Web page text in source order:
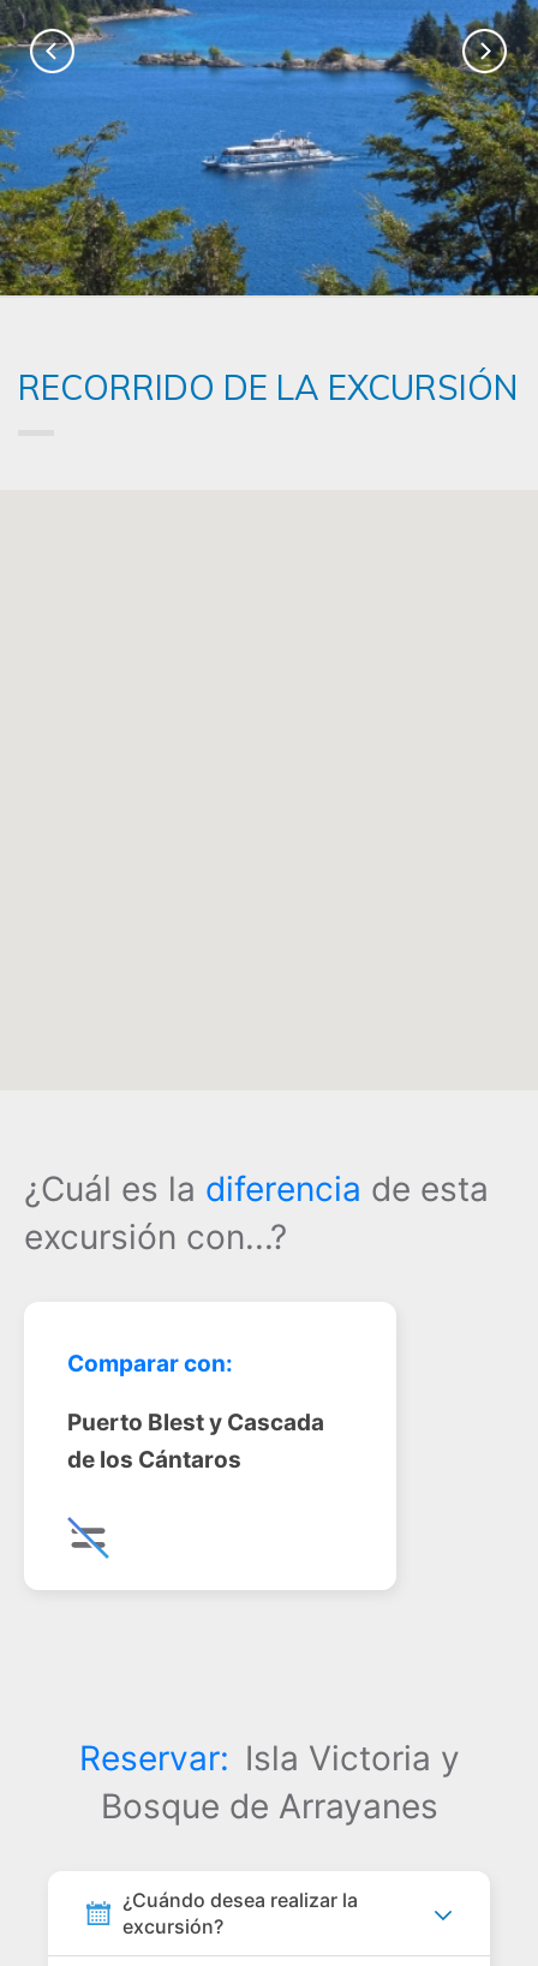
RECORRIDO DE LA EXCURSIÓN
¿Cuál es la diferencia de esta
excursión con...?
Comparar con:
Puerto Blest y Cascada
de los Cántaros
Reservar: Isla Victoria y
Bosque de Arrayanes
¿Cuándo desea realizar la
excursión?